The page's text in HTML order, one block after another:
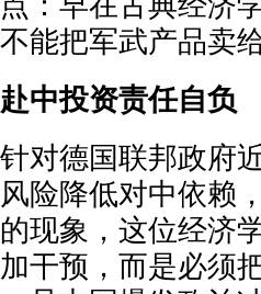
不能把军武产品卖
赴中投资责任自负
针对德国联邦政府
风险降低对中依赖
的现象，这位经济
加干预，而是必须